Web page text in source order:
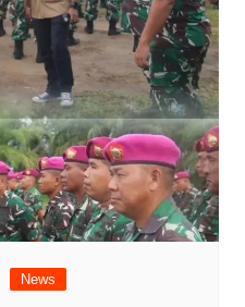
News